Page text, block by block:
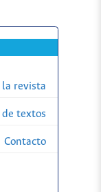
la revista
de textos
Contacto